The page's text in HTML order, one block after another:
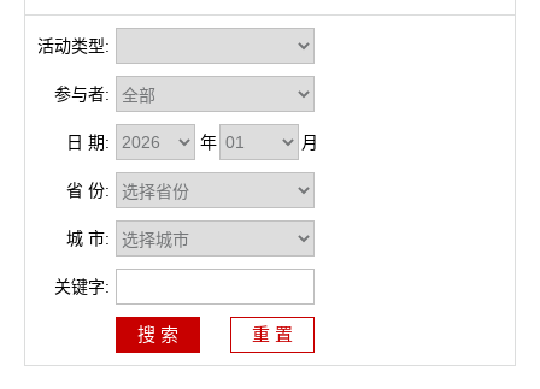
活动类型:
参与者:
日 期: 年 月
省 份:
城 市:
关键字: